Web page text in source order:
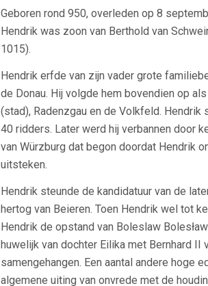
Geboren rond 950, overleden op 8
Hendrik was zoon van Berthold van
1015).
Hendrik erfde van zijn vader grote
de Donau. Hij volgde hem bovendien op
(stad), Radenzgau en de Volkfeld.
40 ridders. Later werd hij verbannen door
van Würzburg dat begon doordat Hendrik
uitsteken.
Hendrik steunde de kandidatuur van de
hertog van Beieren. Toen Hendrik wel tot
Hendrik de opstand van Boleslaw
huwelijk van dochter Eilika met Bernhard
samengehangen. Een aantal andere hoge
algemene uiting van onvrede met de